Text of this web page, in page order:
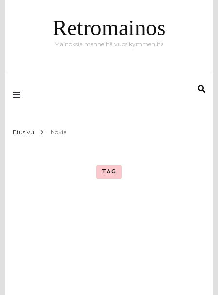
Retromainos
Mainoksia menneiltä vuosikymmeniltä
Etusivu Nokia
TAG